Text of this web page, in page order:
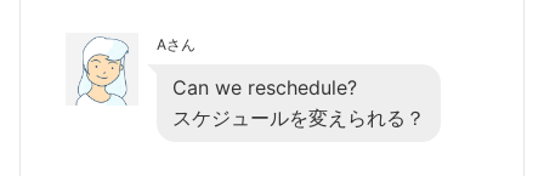
Aさん
Can we reschedule?
スケジュールを変えられる？